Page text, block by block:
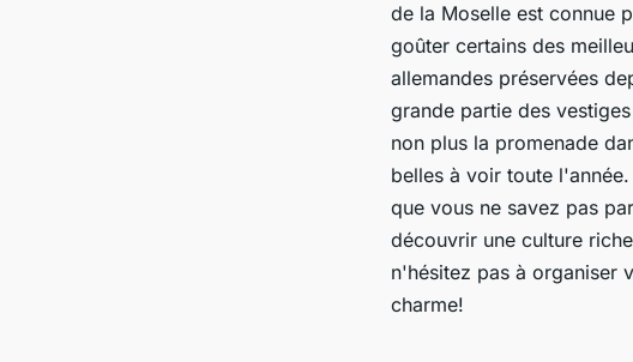
de la Moselle est connue
goûter certains des
allemandes préservées
grande partie des
non plus la promenade
belles à voir toute
que vous ne savez pas
découvrir une culture
n'hésitez pas à organiser
charme!